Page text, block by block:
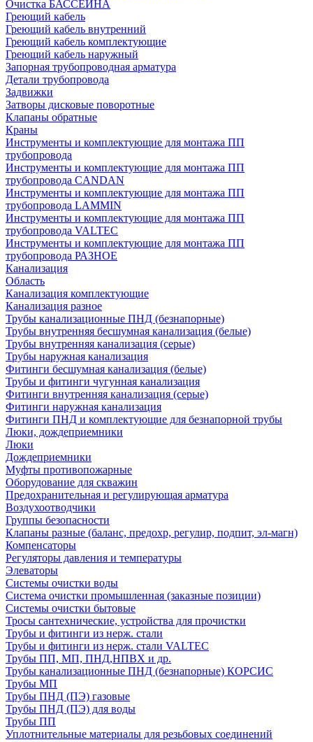
Очистка БАССЕЙНА
Греющий кабель
Греющий кабель внутренний
Греющий кабель комплектующие
Греющий кабель наружный
Запорная трубопроводная арматура
Детали трубопровода
Задвижки
Затворы дисковые поворотные
Клапаны обратные
Краны
Инструменты и комплектующие для монтажа ПП
трубопровода
Инструменты и комплектующие для монтажа ПП
трубопровода CANDAN
Инструменты и комплектующие для монтажа ПП
трубопровода LAMMIN
Инструменты и комплектующие для монтажа ПП
трубопровода VALTEC
Инструменты и комплектующие для монтажа ПП
трубопровода РАЗНОЕ
Канализация
Область
Канализация комплектующие
Канализация разное
Трубы канализационные ПНД (безнапорные)
Трубы внутренняя бесшумная канализация (белые)
Трубы внутренняя канализация (серые)
Трубы наружная канализация
Фитинги бесшумная канализация (белые)
Трубы и фитинги чугунная канализация
Фитинги внутренняя канализация (серые)
Фитинги наружная канализация
Фитинги ПНД и комплектующие для безнапорной трубы
Люки, дождеприемники
Люки
Дождеприемники
Муфты противопожарные
Оборудование для скважин
Предохранительная и регулирующая арматура
Воздухоотводчики
Группы безопасности
Клапаны разные (баланс, предохр, регулир, подпит, эл-магн)
Компенсаторы
Регуляторы давления и температуры
Элеваторы
Системы очистки воды
Система очистки промышленная (заказные позиции)
Системы очистки бытовые
Тросы сантехнические, устройства для прочистки
Трубы и фитинги из нерж. стали
Трубы и фитинги из нерж. стали VALTEC
Трубы ПП, МП, ПНД,НПВХ и др.
Трубы канализационные ПНД (безнапорные) КОРСИС
Трубы МП
Трубы ПНД (ПЭ) газовые
Трубы ПНД (ПЭ) для воды
Трубы ПП
Уплотнительные материалы для резьбовых соединений